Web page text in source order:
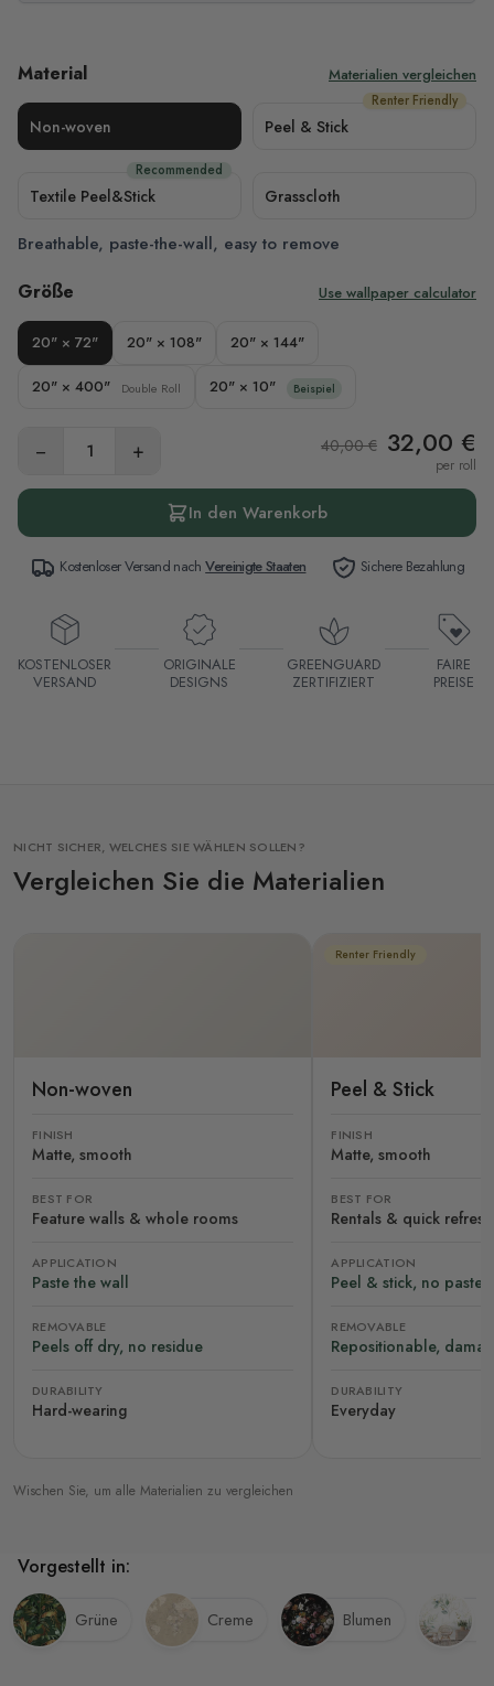
Material Materialien vergleichen
Non-woven
Renter Friendly
Peel & Stick
Recommended
Textile Peel&Stick Grasscloth
Breathable, paste-the-wall, easy to remove
Größe Use wallpaper calculator
20" × 72" 20" × 108" 20" × 144"
20" × 400" Double Roll 20" × 10" Beispiel
− + 40,00 € 32,00 €
per roll
In den Warenkorb
Kostenloser Versand nachVereinigte Staaten Sichere Bezahlung
KOSTENLOSER
VERSAND
ORIGINALE
DESIGNS
GREENGUARD
ZERTIFIZIERT
FAIRE
PREISE
NICHT SICHER, WELCHES SIE WÄHLEN SOLLEN?
Vergleichen Sie die Materialien
Non-woven
FINISH
Matte, smooth
BEST FOR
Feature walls & whole rooms
APPLICATION
Paste the wall
REMOVABLE
Peels off dry, no residue
DURABILITY
Hard-wearing
Renter Friendly
Peel & Stick
FINISH
Matte, smooth
BEST FOR
Rentals & quick
APPLICATION
Peel & stick, no paste
REMOVABLE
Repositionable,
DURABILITY
Everyday
Wischen Sie, um alle Materialien zu vergleichen
Vorgestellt in:
Grüne Creme Blumen